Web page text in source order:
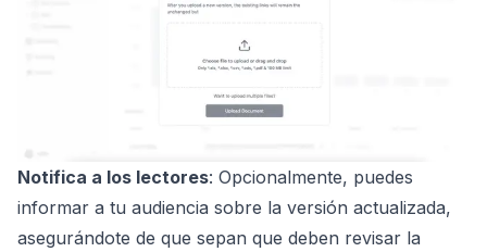
Notifica a los lectores: Opcionalmente, puedes
informar a tu audiencia sobre la versión actualizada,
asegurándote de que sepan que deben revisar la